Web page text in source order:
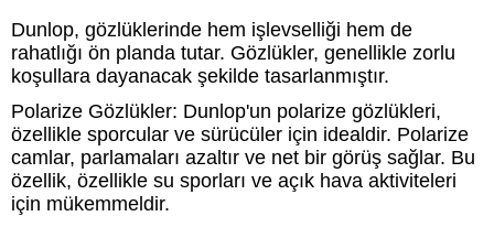
Dunlop, gözlüklerinde hem işlevselliği hem de
rahatlığı ön planda tutar. Gözlükler, genellikle zorlu
koşullara dayanacak şekilde tasarlanmıştır.
Polarize Gözlükler: Dunlop'un polarize gözlükleri,
özellikle sporcular ve sürücüler için idealdir. Polarize
camlar, parlamaları azaltır ve net bir görüş sağlar. Bu
özellik, özellikle su sporları ve açık hava aktiviteleri
için mükemmeldir.